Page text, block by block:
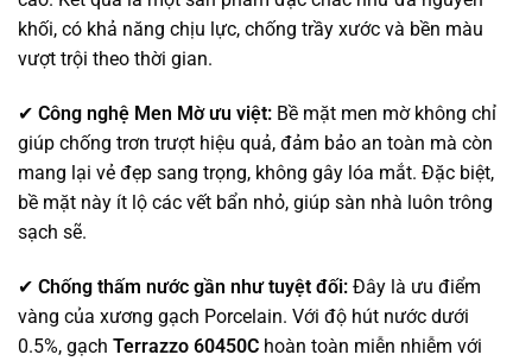
khối, có khả năng chịu lực, chống trầy xước và bền màu
vượt trội theo thời gian.
✔ Công nghệ Men Mờ ưu việt: Bề mặt men mờ không chỉ
giúp chống trơn trượt hiệu quả, đảm bảo an toàn mà còn
mang lại vẻ đẹp sang trọng, không gây lóa mắt. Đặc biệt,
bề mặt này ít lộ các vết bẩn nhỏ, giúp sàn nhà luôn trông
sạch sẽ.
✔ Chống thấm nước gần như tuyệt đối: Đây là ưu điểm
vàng của xương gạch Porcelain. Với độ hút nước dưới
0.5%, gạch Terrazzo 60450C hoàn toàn miễn nhiễm với